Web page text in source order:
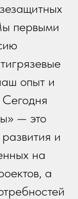
первыми
опыт и
— это
развития и
на
а